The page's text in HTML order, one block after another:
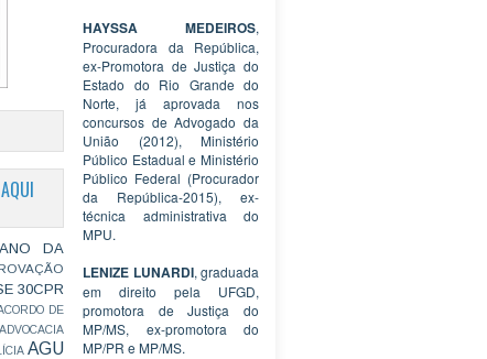
DA
30CPR
DE
ADVOCACIA
AGU
HAYSSA MEDEIROS,
Procuradora da República,
ex-Promotora de Justiça do
Estado do Rio Grande do
Norte, já aprovada nos
concursos de Advogado da
União (2012), Ministério
Público Estadual e Ministério
Público Federal (Procurador
da República-2015), ex-
técnica administrativa do
MPU.
LENIZE LUNARDI, graduada
em direito pela UFGD,
promotora de Justiça do
MP/MS, ex-promotora do
MP/PR e MP/MS.